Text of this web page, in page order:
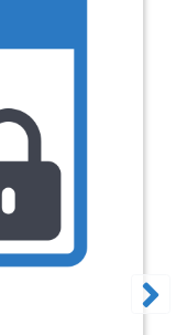
операций на
хеш-
о нарушении
выдавшей
для
это алгоритм
секретности,
подписавшим